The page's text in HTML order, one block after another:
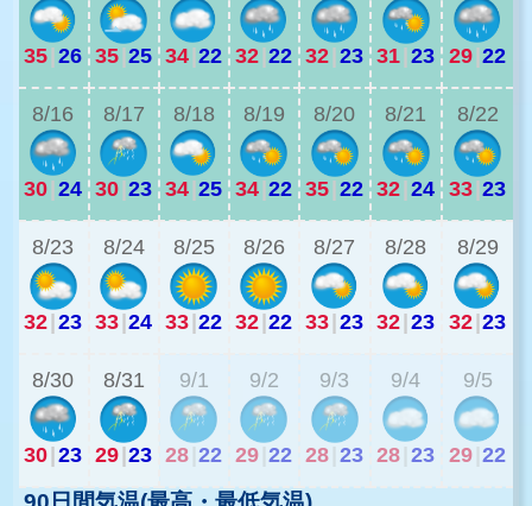
35|26 35|25 34|22 32|22 32|23 31|23 29|22
8/16
30|24
8/17
30|23
8/18
34|25
8/19
34|22
8/20
35|22
8/21
32|24
8/22
33|23
8/23
32|23
8/24
33|24
8/25
33|22
8/26
32|22
8/27
33|23
8/28
32|23
8/29
32|23
8/30
30|23
8/31
29|23
9/1
28 22
9/2
29 22
9/3
28 23
9/4
28 23
9/5
29 22